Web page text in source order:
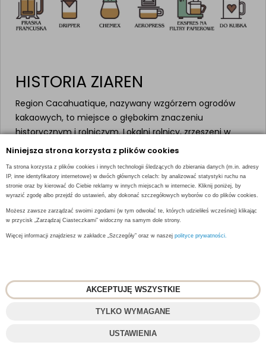
Niniejsza strona korzysta z plików cookies
Ta strona korzysta z plików cookies i innych technologii śledzących do zbierania danych (m.in. adresy
IP, inne identyfikatory internetowe) w dwóch głównych celach: by analizować statystyki ruchu na
stronie oraz by kierować do Ciebie reklamy w innych miejscach w internecie. Kliknij poniżej, by
wyrazić zgodę albo przejdź do ustawień, aby dokonać szczegółowych wyborów co do plików cookies.
Możesz zawsze zarządzać swoimi zgodami (w tym odwołać te, których udzieliłeś wcześniej) klikając
w przycisk „Zarządzaj Ciasteczkami” widoczny na samym dole strony.
Więcej informacji znajdziesz w zakładce „Szczegóły” oraz w naszej polityce prywatności.
AKCEPTUJĘ WSZYSTKIE
TYLKO WYMAGANE
USTAWIENIA
HISTORIA ZIAREN
Region Cacahuatique, nazywany wzgórzem ogrodów
kakaowych, to miejsce o głębokim znaczeniu
historycznym i rolniczym. Lokalni rolnicy, zrzeszeni w
kooperatywie ACALEM, od 2011 roku dbają o najwyższą
które koncentruje się na zrównoważonym zarządzaniu
wodą, poprawie jakości gleby i ochronie krajobrazu.